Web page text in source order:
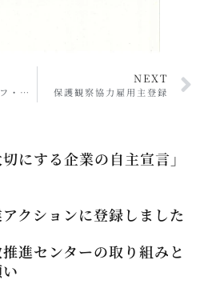
滋賀県ワーク・ライフ・バランス推進企業
NEXT
保護観察協力雇用主登録
にする企業の自主宣言」
クションに登録しました
進センターの取り組みと